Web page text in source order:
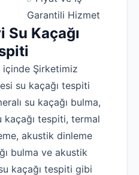
Garantili Hizmet
Su Kaçağı
içinde Şirketimiz
su kaçağı tespiti
su kaçağı bulma,
tespiti, termal
akustik dinleme
bulma ve akustik
kaçağı tespiti gibi